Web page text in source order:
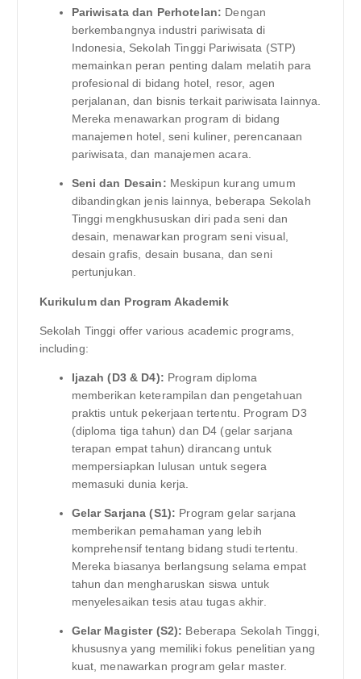
Pariwisata dan Perhotelan: Dengan
berkembangnya industri pariwisata di
Indonesia, Sekolah Tinggi Pariwisata (STP)
memainkan peran penting dalam melatih para
profesional di bidang hotel, resor, agen
perjalanan, dan bisnis terkait pariwisata lainnya.
Mereka menawarkan program di bidang
manajemen hotel, seni kuliner, perencanaan
pariwisata, dan manajemen acara.
Seni dan Desain: Meskipun kurang umum
dibandingkan jenis lainnya, beberapa Sekolah
Tinggi mengkhususkan diri pada seni dan
desain, menawarkan program seni visual,
desain grafis, desain busana, dan seni
pertunjukan.
Kurikulum dan Program Akademik
Sekolah Tinggi offer various academic programs,
including:
Ijazah (D3 & D4): Program diploma
memberikan keterampilan dan pengetahuan
praktis untuk pekerjaan tertentu. Program D3
(diploma tiga tahun) dan D4 (gelar sarjana
terapan empat tahun) dirancang untuk
mempersiapkan lulusan untuk segera
memasuki dunia kerja.
Gelar Sarjana (S1): Program gelar sarjana
memberikan pemahaman yang lebih
komprehensif tentang bidang studi tertentu.
Mereka biasanya berlangsung selama empat
tahun dan mengharuskan siswa untuk
menyelesaikan tesis atau tugas akhir.
Gelar Magister (S2): Beberapa Sekolah Tinggi,
khususnya yang memiliki fokus penelitian yang
kuat, menawarkan program gelar master.